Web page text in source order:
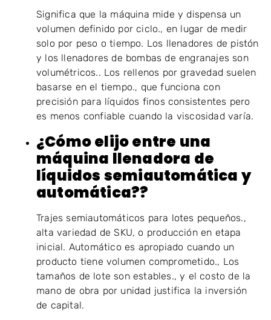
Significa que la máquina mide y dispensa un
volumen definido por ciclo., en lugar de medir
solo por peso o tiempo. Los llenadores de pistón
y los llenadores de bombas de engranajes son
volumétricos.. Los rellenos por gravedad suelen
basarse en el tiempo., que funciona con
precisión para líquidos finos consistentes pero
es menos confiable cuando la viscosidad varía.
¿Cómo elijo entre una
máquina llenadora de
líquidos semiautomática y
automática??
Trajes semiautomáticos para lotes pequeños.,
alta variedad de SKU, o producción en etapa
inicial. Automático es apropiado cuando un
producto tiene volumen comprometido., Los
tamaños de lote son estables., y el costo de la
mano de obra por unidad justifica la inversión
de capital.